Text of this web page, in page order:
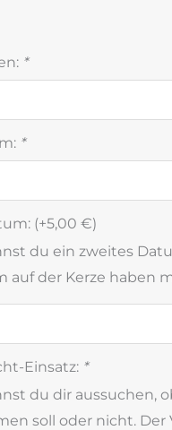
*
*
(+5,00€)
du ein zweites
auf der Kerze haben
Einsatz: *
du dir aussuchen,
soll oder nicht. Der